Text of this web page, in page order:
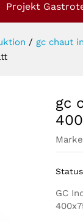
Projekt
/ gc chaut
gc
GC